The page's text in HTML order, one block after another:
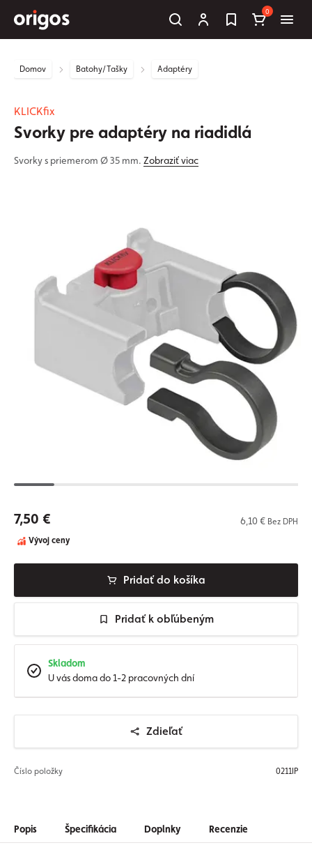
0
Domov Batohy/Tašky Adaptéry
KLICKfix
Svorky pre adaptéry na riadidlá
Svorky s priemerom Ø 35 mm. Zobraziť viac
7,50 € 6,10 € Bez DPH
Vývoj ceny
Pridať do košíka
Pridať k obľúbeným
Skladom
U vás doma do 1-2 pracovných dní
Zdieľať
Číslo položky 0211IP
Popis Špecifikácia Doplnky Recenzie